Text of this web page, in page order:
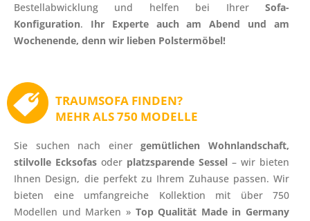
TRAUMSOFA FINDEN?
MEHR ALS 750 MODELLE
Sie suchen nach einergemütlichen Wohnlandschaft,
stilvolle Ecksofas oder platzsparende Sessel – wir bieten
Ihnen Design, die perfekt zu Ihrem Zuhause passen. Wir
bieten eine umfangreiche Kollektion mit über 750
Modellen und Marken » Top Qualität Made in Germany
Bestellabwicklung und helfen bei Ihrer Sofa-
Konfiguration. Ihr Experte auch am Abend und am
Wochenende, denn wir lieben Polstermöbel!